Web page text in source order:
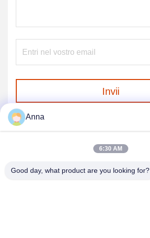
Invii
Anna
6:30 AM
Good day, what product are you looking for?